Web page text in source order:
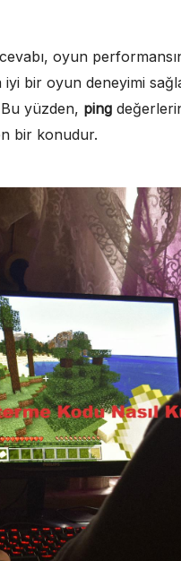
oyun
iyi bir oyun deneyimi
yüzden, ping
bir konudur.